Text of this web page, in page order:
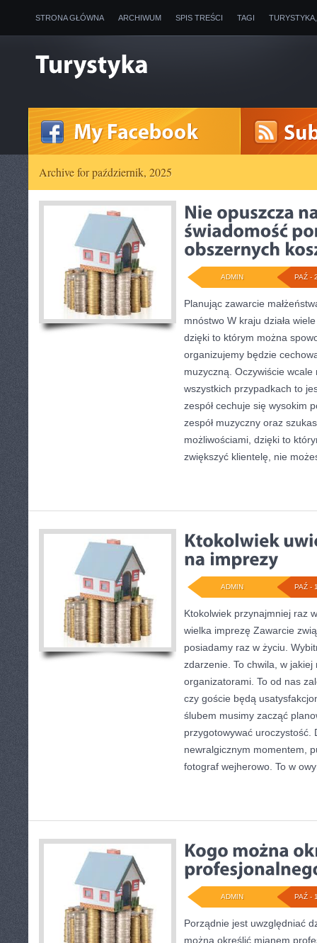
STRONA GŁÓWNA ARCHIWUM SPIS TREŚCI TAGI
Archive for październik, 2025
PAŹ -
ADMIN
Planując zawarcie
mnóstwo W kraju działa
dzięki to którym można
organizujemy będzie
muzyczną. Oczywiście
wszystkich przypadkach to
zespół cechuje się wysokim
zespół muzyczny oraz
możliwościami, dzięki to
zwiększyć klientelę, nie
PAŹ -
ADMIN
Ktokolwiek przynajmniej raz
wielka imprezę Zawarcie
posiadamy raz w życiu.
zdarzenie. To chwila, w
organizatorami. To od nas
czy goście będą
ślubem musimy zacząć
przygotowywać uroczystość.
newralgicznym momentem,
fotograf wejherowo. To w
PAŹ -
ADMIN
Porządnie jest uwzględniać
można określić mianem